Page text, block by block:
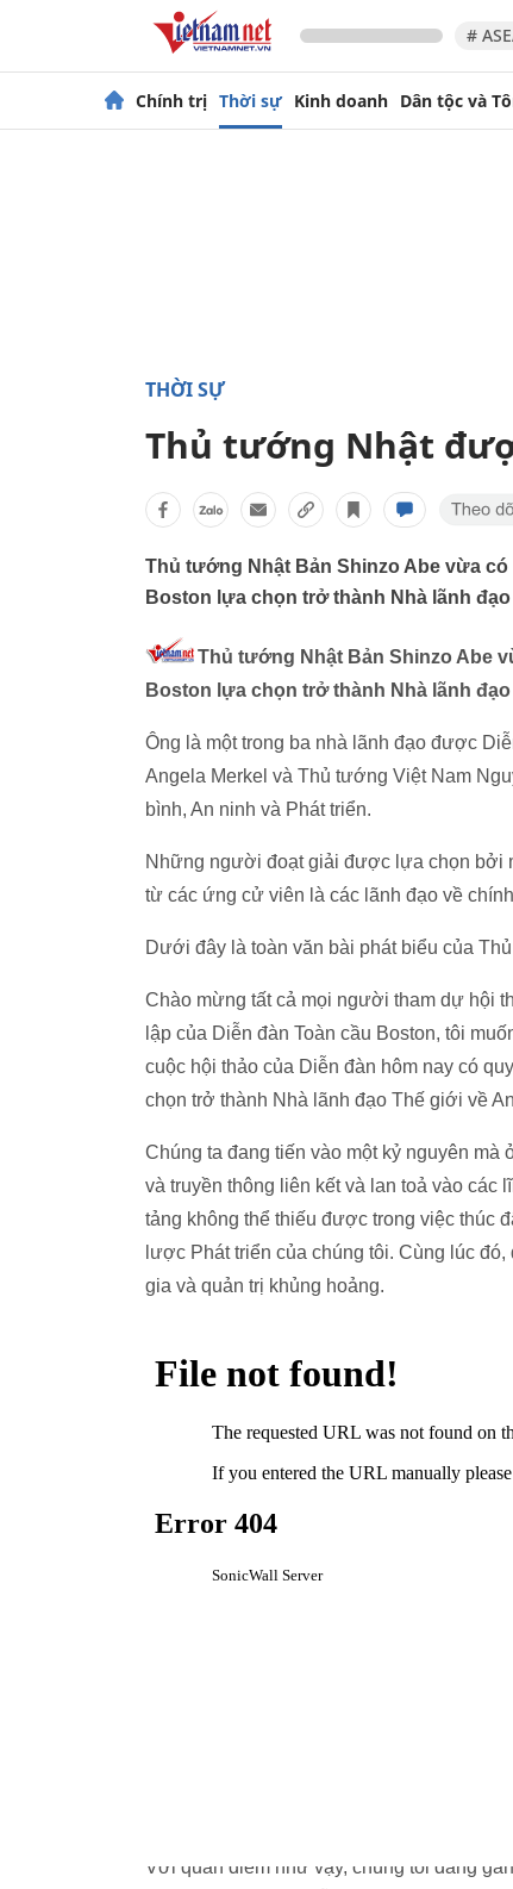
#
Chính trị Thời sự Kinh doanh Dân tộc và
THỜI SỰ
Thủ tướng Nhật
Thủ tướng Nhật Bản Shinzo Abe vừa
Boston lựa chọn trở thành Nhà lãnh
Thủ tướng Nhật Bản Shinzo Abe
Boston lựa chọn trở thành Nhà lãnh
Ông là một trong ba nhà lãnh đạo được
Angela Merkel và Thủ tướng Việt Nam
bình, An ninh và Phát triển.
Những người đoạt giải được lựa chọn bởi
từ các ứng cử viên là các lãnh đạo về
Dưới đây là toàn văn bài phát biểu của
Chào mừng tất cả mọi người tham dự hội
lập của Diễn đàn Toàn cầu Boston, tôi
cuộc hội thảo của Diễn đàn hôm nay có
chọn trở thành Nhà lãnh đạo Thế giới về
Chúng ta đang tiến vào một kỷ nguyên
và truyền thông liên kết và lan toả vào các
tảng không thể thiếu được trong việc thúc
lược Phát triển của chúng tôi. Cùng lúc
gia và quản trị khủng hoảng.
Với quan điểm như vậy, chúng tôi đang